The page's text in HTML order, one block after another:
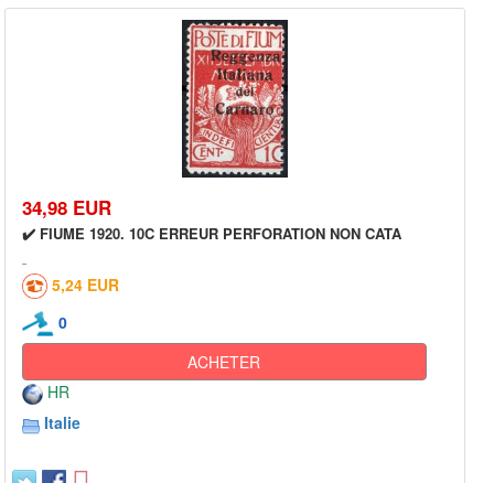
34,98 EUR
✔️ FIUME 1920. 10C ERREUR PERFORATION NON CATA
5,24 EUR
0
ACHETER
HR
Italie